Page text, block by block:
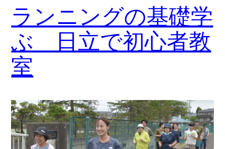
ランニングの基礎学
ぶ 日立で初心者教
室